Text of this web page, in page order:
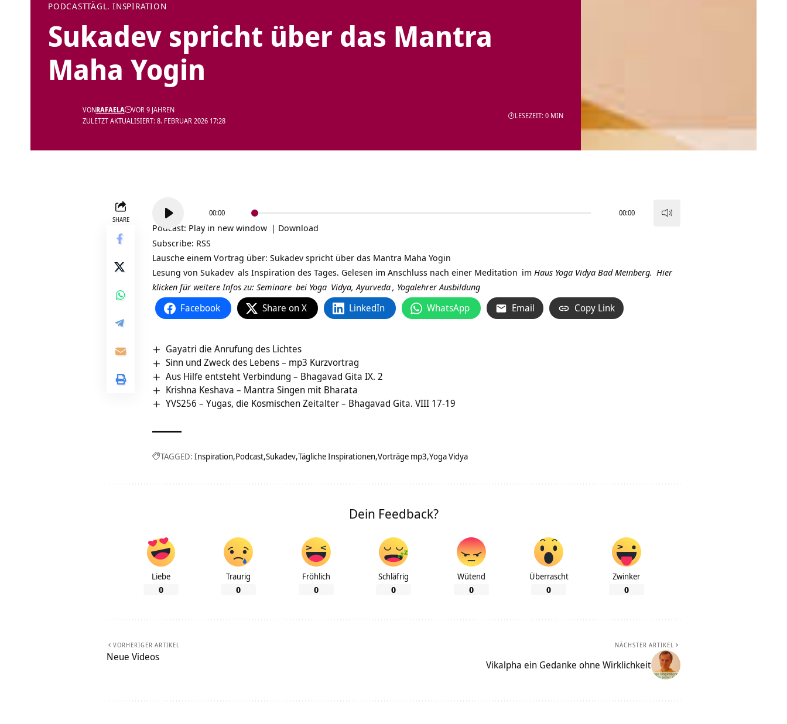
PODCASTTÄGL. INSPIRATION
Sukadev spricht über das Mantra
Maha Yogin
ZULETZT AKTUALISIERT: 8. FEBRUAR 2026 17:28
VONRAFAELA VOR 9 JAHREN
LESEZEIT: 0 MIN
SHARE
Player
00:00 00:00
Podcast: Play in new window | Download
Subscribe: RSS
Lausche einem Vortrag über: Sukadev spricht über das Mantra Maha Yogin
Lesung von Sukadev als Inspiration des Tages. Gelesen im Anschluss nach einer Meditation im Haus Yoga Vidya Bad Meinberg. Hier
klicken für weitere Infos zu: Seminare bei Yoga Vidya,Ayurveda, Yogalehrer Ausbildung
Facebook Share on X LinkedIn WhatsApp Email Copy Link
Gayatri die Anrufung des Lichtes
Sinn und Zweck des Lebens – mp3 Kurzvortrag
Aus Hilfe entsteht Verbindung – Bhagavad Gita IX. 2
Krishna Keshava – Mantra Singen mit Bharata
YVS256 – Yugas, die Kosmischen Zeitalter – Bhagavad Gita. VIII 17-19
TAGGED: Inspiration Podcast Sukadev Tägliche Inspirationen Vorträge mp3 Yoga Vidya
Dein Feedback?
Liebe
0
Traurig
0
Fröhlich
0
Schläfrig
0
Wütend
0
Überrascht
0
Zwinker
0
VORHERIGER ARTIKEL
Neue Videos
NÄCHSTER ARTIKEL
Vikalpha ein Gedanke ohne Wirklichkeit